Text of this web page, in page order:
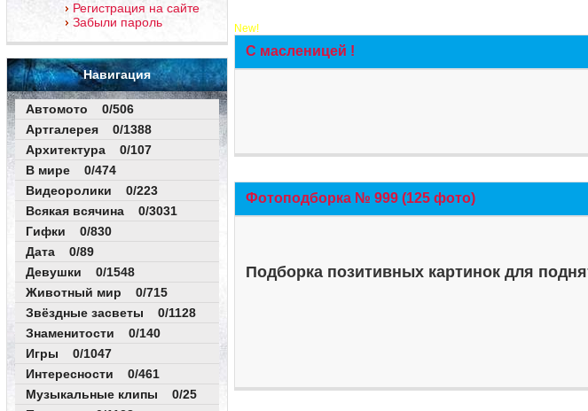
Регистрация на сайте
Забыли пароль
Навигация
Автомото 0/506
Артгалерея 0/1388
Архитектура 0/107
В мире 0/474
Видеоролики 0/223
Всякая всячина 0/3031
Гифки 0/830
Дата 0/89
Девушки 0/1548
Животный мир 0/715
Звёздные засветы 0/1128
Знаменитости 0/140
Игры 0/1047
Интересности 0/461
Музыкальные клипы 0/25
New!
С масленицей !
Фотоподборка № 999 (125 фото)
Подборка позитивных картинок для